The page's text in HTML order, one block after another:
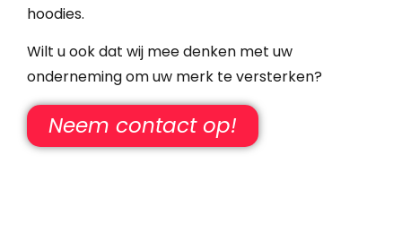
hoodies.
Wilt u ook dat wij mee denken met uw
onderneming om uw merk te versterken?
Neem contact op!